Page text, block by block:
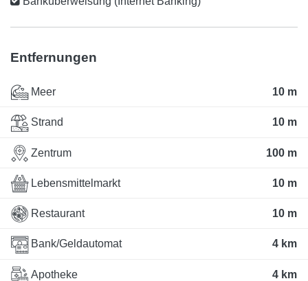
Entfernungen
Meer 10 m
Strand 10 m
Zentrum 100 m
Lebensmittelmarkt 10 m
Restaurant 10 m
Bank/Geldautomat 4 km
Apotheke 4 km